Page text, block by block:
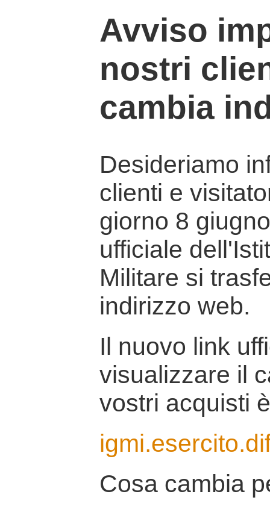
Avviso
nostri
cambia
Desideriamo
clienti e
giorno 8
ufficiale
Militare si
indirizzo web.
Il nuovo link
visualizzare il
vostri acquisti
Cosa cambia